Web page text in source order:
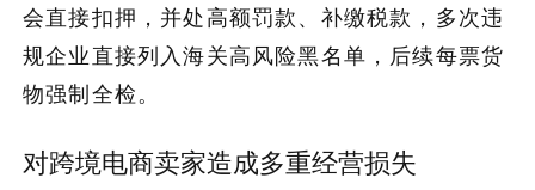
会直接扣押，并处高额罚款、补缴税款，多次违
规企业直接列入海关高风险黑名单，后续每票货
物强制全检。
对跨境电商卖家造成多重经营损失